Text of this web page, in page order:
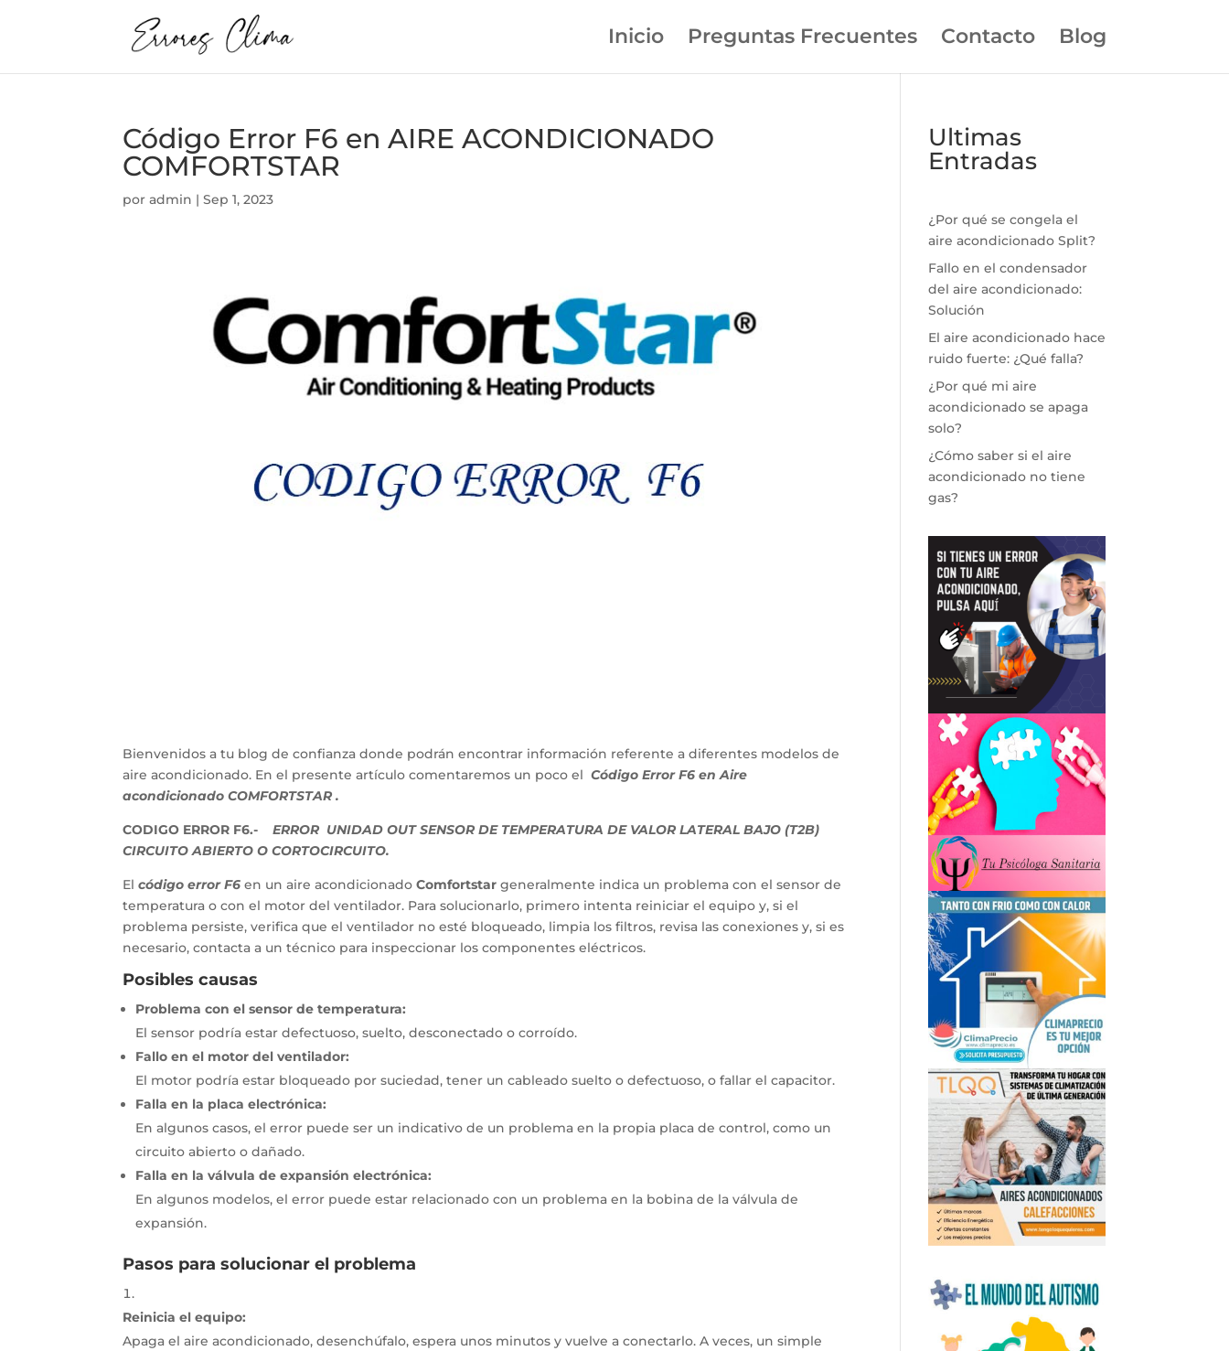
Inicio Preguntas Frecuentes Contacto Blog
Código Error F6 en AIRE ACONDICIONADO
COMFORTSTAR
poradmin |Sep 1, 2023
Bienvenidos a tu blog de confianza donde podrán encontrar información referente a diferentes modelos de
aire acondicionado. En el presente artículo comentaremos un poco elCódigo Error F6 en Aire
acondicionado COMFORTSTAR .
CODIGO ERROR F6.-
ERROR UNIDAD OUT SENSOR DE TEMPERATURA DE VALOR LATERAL BAJO (T2B)
CIRCUITO ABIERTO O CORTOCIRCUITO.
Elcódigo error F6 en un aire acondicionadoComfortstar generalmente indica un problema con el sensor de
temperatura o con el motor del ventilador. Para solucionarlo, primero intenta reiniciar el equipo y, si el
problema persiste, verifica que el ventilador no esté bloqueado, limpia los filtros, revisa las conexiones y, si es
necesario, contacta a un técnico para inspeccionar los componentes eléctricos.
Posibles causas
Problema con el sensor de temperatura:
El sensor podría estar defectuoso, suelto, desconectado o corroído.
Fallo en el motor del ventilador:
El motor podría estar bloqueado por suciedad, tener un cableado suelto o defectuoso, o fallar el capacitor.
Falla en la placa electrónica:
En algunos casos, el error puede ser un indicativo de un problema en la propia placa de control, como un
circuito abierto o dañado.
Falla en la válvula de expansión electrónica:
En algunos modelos, el error puede estar relacionado con un problema en la bobina de la válvula de
expansión.
Pasos para solucionar el problema
Reinicia el equipo:
Apaga el aire acondicionado, desenchúfalo, espera unos minutos y vuelve a conectarlo.A veces, un simple
Ultimas
Entradas
¿Por qué se congela el
aire acondicionado Split?
Fallo en el condensador
del aire acondicionado:
Solución
El aire acondicionado hace
ruido fuerte: ¿Qué falla?
¿Por qué mi aire
acondicionado se apaga
solo?
¿Cómo saber si el aire
acondicionado no tiene
gas?